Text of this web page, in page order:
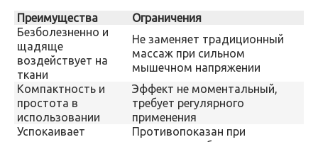
Преимущества
Ограничения
Безболезненно и
щадяще
воздействует на
ткани
Не заменяет традиционный
массаж при сильном
мышечном напряжении
Компактность и
простота в
использовании
Эффект не моментальный,
требует регулярного
применения
Успокаивает
Противопоказан при